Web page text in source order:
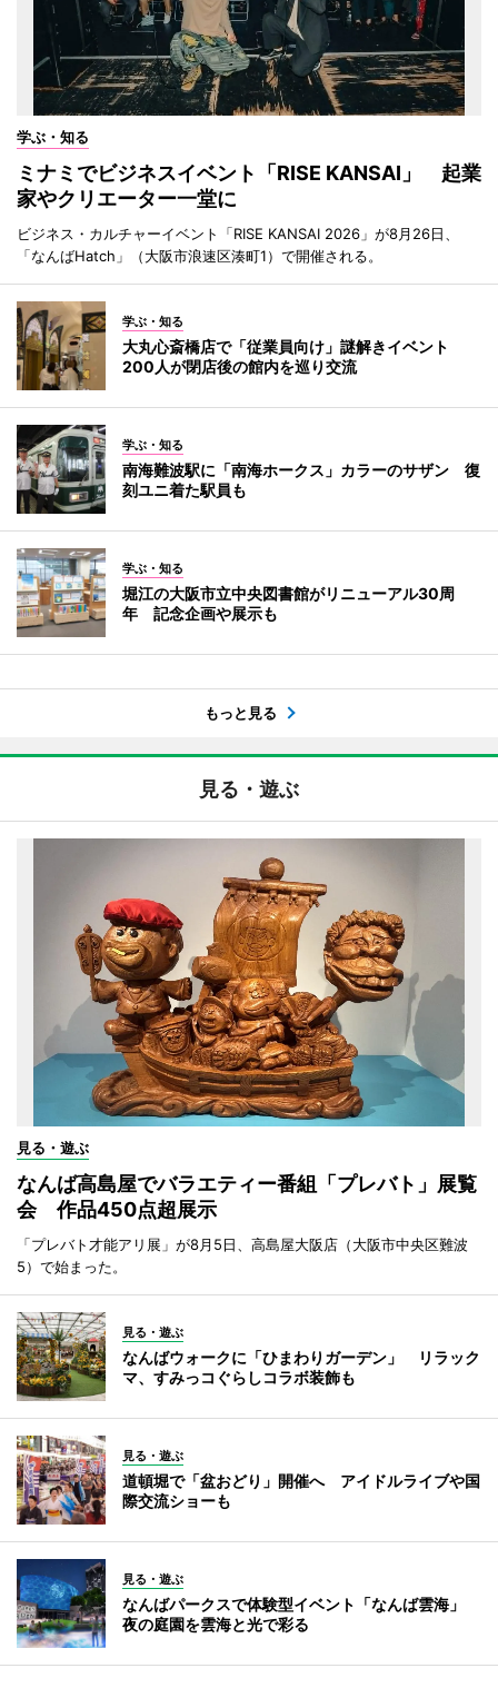
学ぶ・知る
ミナミでビジネスイベント「RISE KANSAI」 起業
家やクリエーター一堂に
ビジネス・カルチャーイベント「RISE KANSAI 2026」が8月26日、
「なんばHatch」（大阪市浪速区湊町1）で開催される。
学ぶ・知る
大丸心斎橋店で「従業員向け」謎解きイベント
200人が閉店後の館内を巡り交流
学ぶ・知る
南海難波駅に「南海ホークス」カラーのサザン 復
刻ユニ着た駅員も
学ぶ・知る
堀江の大阪市立中央図書館がリニューアル30周
年 記念企画や展示も
もっと見る
見る・遊ぶ
見る・遊ぶ
なんば高島屋でバラエティー番組「プレバト」展覧
会 作品450点超展示
「プレバト才能アリ展」が8月5日、高島屋大阪店（大阪市中央区難波
5）で始まった。
見る・遊ぶ
なんばウォークに「ひまわりガーデン」 リラック
マ、すみっコぐらしコラボ装飾も
見る・遊ぶ
道頓堀で「盆おどり」開催へ アイドルライブや国
際交流ショーも
見る・遊ぶ
なんばパークスで体験型イベント「なんば雲海」
夜の庭園を雲海と光で彩る